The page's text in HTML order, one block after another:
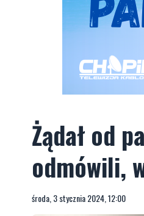
Żądał od
odmówili,
środa, 3 stycznia 2024, 12:00